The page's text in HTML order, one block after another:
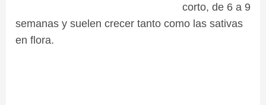
corto, de 6 a 9
semanas y suelen crecer tanto como las sativas
en flora.